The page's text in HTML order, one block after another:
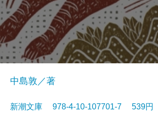
中島敦／著
新潮文庫 978-4-10-107701-7 539円